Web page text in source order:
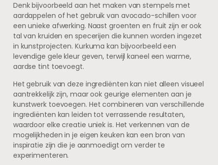
Denk bijvoorbeeld aan het maken van stempels met
aardappelen of het gebruik van avocado-schillen voor
een unieke afwerking. Naast groenten en fruit zijn er ook
tal van kruiden en specerijen die kunnen worden ingezet
in kunstprojecten. Kurkuma kan bijvoorbeeld een
levendige gele kleur geven, terwijl kaneel een warme,
aardse tint toevoegt.
Het gebruik van deze ingrediënten kan niet alleen visueel
aantrekkelijk zijn, maar ook geurige elementen aan je
kunstwerk toevoegen. Het combineren van verschillende
ingrediënten kan leiden tot verrassende resultaten,
waardoor elke creatie uniek is. Het verkennen van de
mogelijkheden in je eigen keuken kan een bron van
inspiratie zijn die je aanmoedigt om verder te
experimenteren.